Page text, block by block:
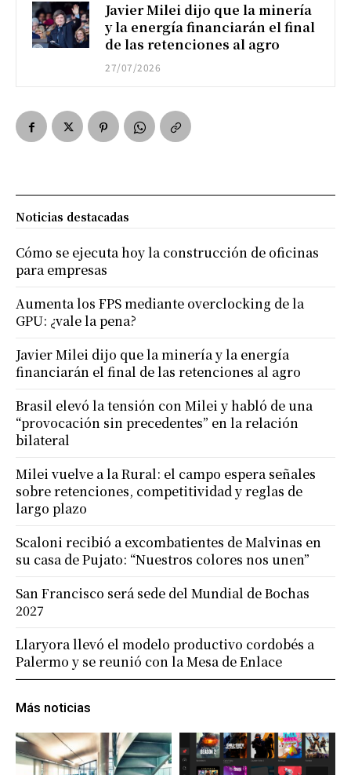
Javier Milei dijo que la minería
y la energía financiarán el final
de las retenciones al agro
27/07/2026
Más noticias
Noticias destacadas
Cómo se ejecuta hoy la construcción de oficinas
para empresas
Aumenta los FPS mediante overclocking de la
GPU: ¿vale la pena?
Javier Milei dijo que la minería y la energía
financiarán el final de las retenciones al agro
Brasil elevó la tensión con Milei y habló de una
“provocación sin precedentes” en la relación
bilateral
Milei vuelve a la Rural: el campo espera señales
sobre retenciones, competitividad y reglas de
largo plazo
Scaloni recibió a excombatientes de Malvinas en
su casa de Pujato: “Nuestros colores nos unen”
San Francisco será sede del Mundial de Bochas
2027
Llaryora llevó el modelo productivo cordobés a
Palermo y se reunió con la Mesa de Enlace